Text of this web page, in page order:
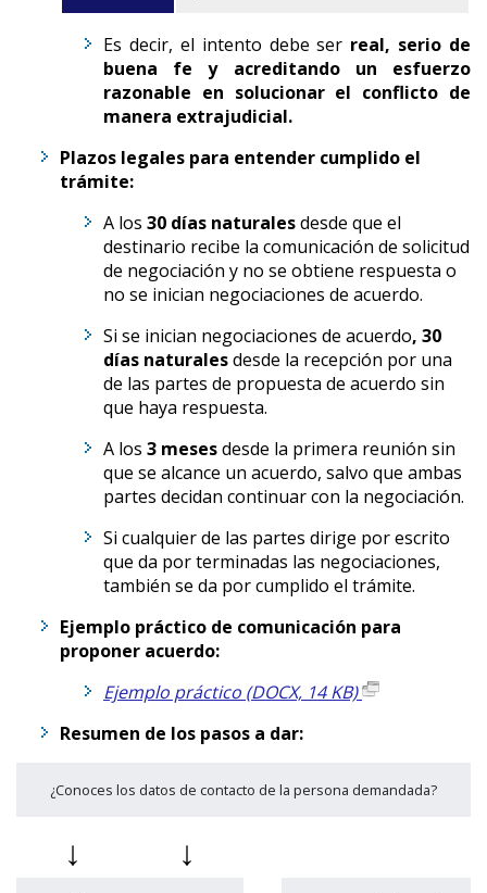
Es decir, el intento debe ser real, serio de
buena fe y acreditando un esfuerzo
razonable en solucionar el conflicto de
manera extrajudicial.
Plazos legales para entender cumplido el
trámite:
A los 30 días naturalesdesde que el
destinario recibe la comunicación de solicitud
de negociación y no se obtiene respuesta o
no se inician negociaciones de acuerdo.
Si se inician negociaciones de acuerdo, 30
días naturalesdesde la recepción por una
de las partes de propuesta de acuerdo sin
que haya respuesta.
A los 3 mesesdesde la primera reunión sin
que se alcance un acuerdo, salvo que ambas
partes decidan continuar con la negociación.
Si cualquier de las partes dirige por escrito
que da por terminadas las negociaciones,
también se da por cumplido el trámite.
Ejemplo práctico de comunicación para
proponer acuerdo:
Ejemplo práctico (DOCX, 14 KB)
Resumen de los pasos a dar:
¿Conoces los datos de contacto de la persona demandada?
↓ ↓